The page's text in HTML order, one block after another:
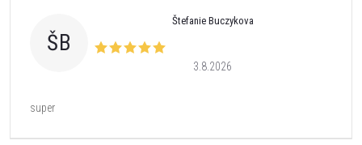
ŠB
Štefanie Buczykova
3.8.2026
super